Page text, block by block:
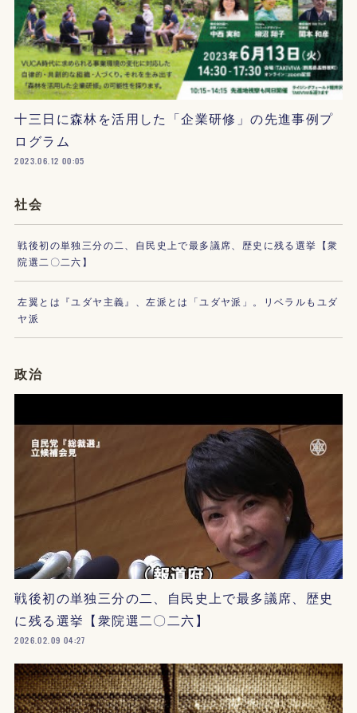
十三日に森林を活用した「企業研修」の先進事例プ
ログラム
2023.06.12 00:05
社会
戦後初の単独三分の二、自民史上で最多議席、歴史に残る選挙【衆
院選二〇二六】
左翼とは『ユダヤ主義』、左派とは「ユダヤ派」。リベラルもユダ
ヤ派
政治
戦後初の単独三分の二、自民史上で最多議席、歴史
に残る選挙【衆院選二〇二六】
2026.02.09 04:27